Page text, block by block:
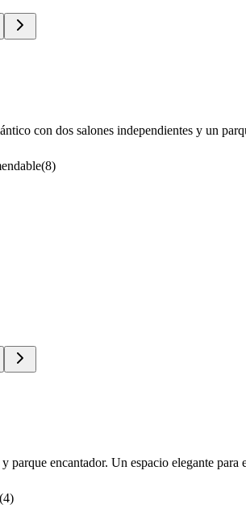
con dos salones independientes y un
(8)
parque encantador. Un espacio elegante
(4)